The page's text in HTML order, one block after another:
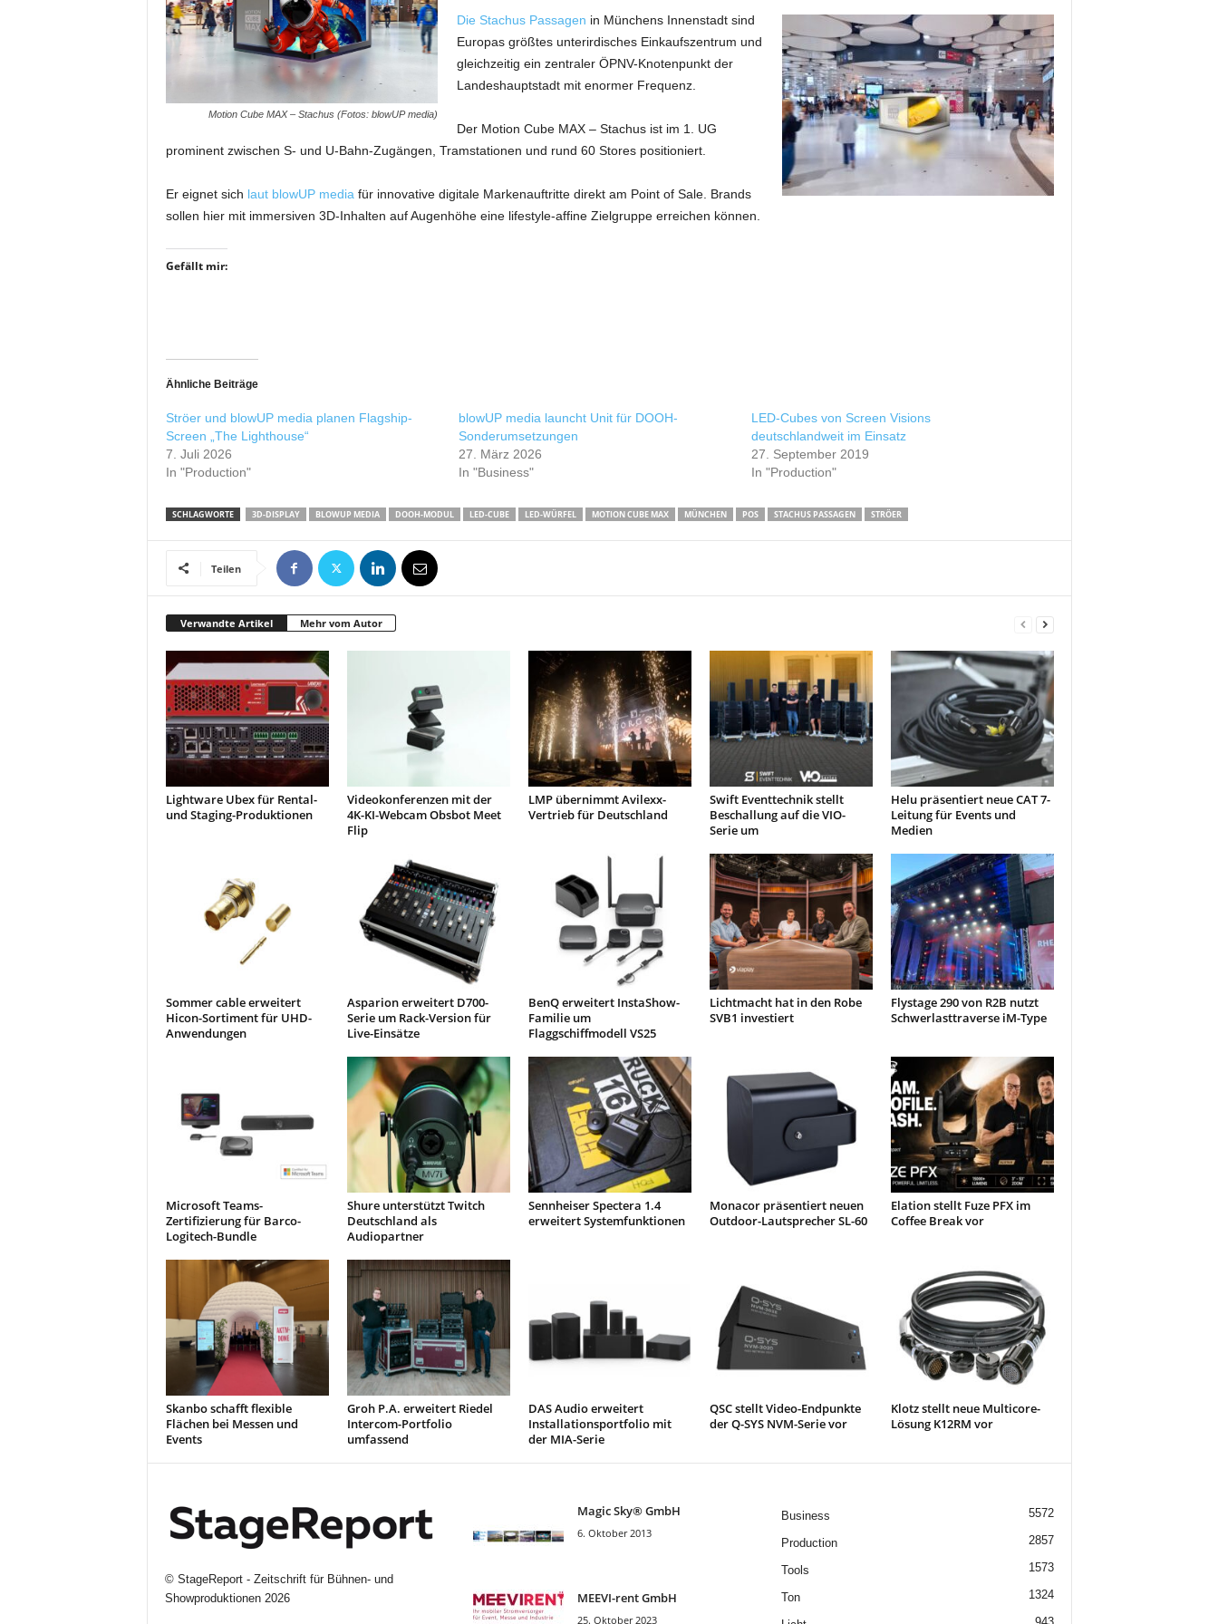
Motion Cube MAX – Stachus (Fotos: blowUP media)
Die Stachus Passagen in Münchens Innenstadt sind
Europas größtes unterirdisches Einkaufszentrum und
gleichzeitig ein zentraler ÖPNV-Knotenpunkt der
Landeshauptstadt mit enormer Frequenz.
Der Motion Cube MAX – Stachus ist im 1. UG
prominent zwischen S- und U-Bahn-Zugängen, Tramstationen und rund 60 Stores positioniert.
Er eignet sich laut blowUP media für innovative digitale Markenauftritte direkt am Point of Sale. Brands
sollen hier mit immersiven 3D-Inhalten auf Augenhöhe eine lifestyle-affine Zielgruppe erreichen können.
Gefällt mir:
Ähnliche Beiträge
Ströer und blowUP media planen Flagship-
Screen „The Lighthouse“
7. Juli 2026
In "Production"
blowUP media launcht Unit für DOOH-
Sonderumsetzungen
27. März 2026
In "Business"
LED-Cubes von Screen Visions
deutschlandweit im Einsatz
27. September 2019
In "Production"
SCHLAGWORTE 3D-DISPLAY BLOWUP MEDIA DOOH-MODUL LED-CUBE LED-WÜRFEL MOTION CUBE MAX MÜNCHEN POS STACHUS PASSAGEN STRÖER
Teilen
Verwandte Artikel Mehr vom Autor
Lightware Ubex für Rental-
und Staging-Produktionen
Videokonferenzen mit der
4K-KI-Webcam Obsbot Meet
Flip
LMP übernimmt Avilexx-
Vertrieb für Deutschland
Swift Eventtechnik stellt
Beschallung auf die VIO-
Serie um
Helu präsentiert neue CAT 7-
Leitung für Events und
Medien
Sommer cable erweitert
Hicon-Sortiment für UHD-
Anwendungen
Asparion erweitert D700-
Serie um Rack-Version für
Live-Einsätze
BenQ erweitert InstaShow-
Familie um
Flaggschiffmodell VS25
Lichtmacht hat in den Robe
SVB1 investiert
Flystage 290 von R2B nutzt
Schwerlasttraverse iM-Type
Microsoft Teams-
Zertifizierung für Barco-
Logitech-Bundle
Shure unterstützt Twitch
Deutschland als
Audiopartner
Sennheiser Spectera 1.4
erweitert Systemfunktionen
Monacor präsentiert neuen
Outdoor-Lautsprecher SL-60
Elation stellt Fuze PFX im
Coffee Break vor
Skanbo schafft flexible
Flächen bei Messen und
Events
Groh P.A. erweitert Riedel
Intercom-Portfolio
umfassend
DAS Audio erweitert
Installationsportfolio mit
der MIA-Serie
QSC stellt Video-Endpunkte
der Q-SYS NVM-Serie vor
Klotz stellt neue Multicore-
Lösung K12RM vor
© StageReport - Zeitschrift für Bühnen- und
Showproduktionen2026
Magic Sky® GmbH
6. Oktober 2013
MEEVI-rent GmbH
25. Oktober 2023
Business 5572
Production 2857
Tools 1573
Ton 1324